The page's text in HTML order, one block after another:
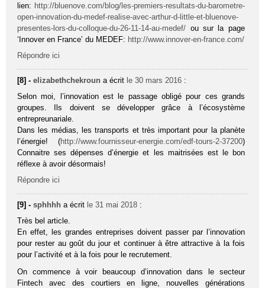
lien: http://bluenove.com/blog/les-premiers-resultats-du-barometre-
open-innovation-du-medef-realise-avec-arthur-d-little-et-bluenove-
presentes-lors-du-colloque-du-26-11-14-au-medef/ ou sur la page
‘Innover en France’ du MEDEF: http://www.innover-en-france.com/
Répondre ici
[8] -elizabethchekroun a écrit le 30 mars 2016 :
Selon moi, l’innovation est le passage obligé pour ces grands
groupes. Ils doivent se développer grâce à l’écosystème
entrepreunariale.
Dans les médias, les transports et très important pour la planète
l’énergie! (http://www.fournisseur-energie.com/edf-tours-2-37200)
Connaitre ses dépenses d’énergie et les maitrisées est le bon
réflexe à avoir désormais!
Répondre ici
[9] -sphhhh a écrit le 31 mai 2018 :
Très bel article.
En effet, les grandes entreprises doivent passer par l’innovation
pour rester au goût du jour et continuer à être attractive à la fois
pour l’activité et à la fois pour le recrutement.
On commence à voir beaucoup d’innovation dans le secteur
Fintech avec des courtiers en ligne, nouvelles générations